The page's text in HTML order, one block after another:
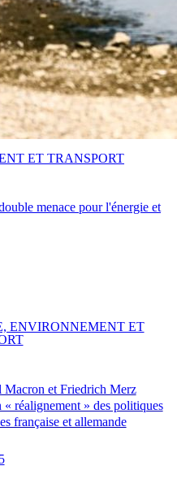
menace pour l'énergie et
ET TRANSPORT
Macron et Friedrich Merz
« réalignement » des politiques
française et allemande
ENVIRONNEMENT ET